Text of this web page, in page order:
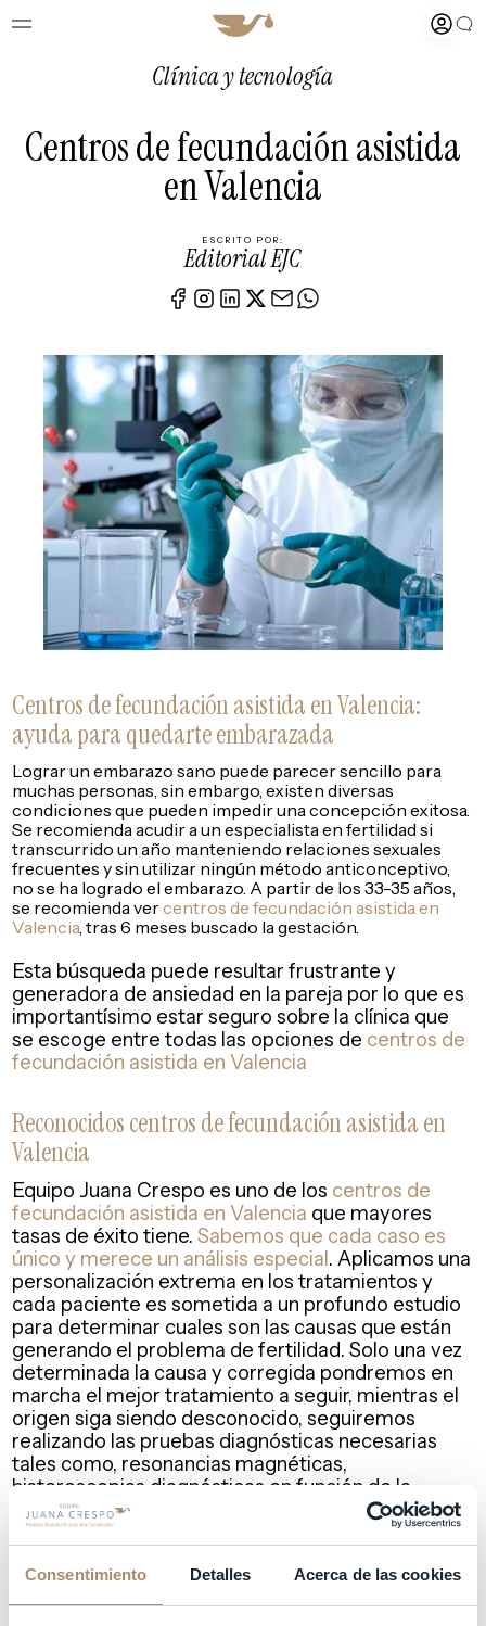
Consentimiento Detalles Acerca de las cookies
Clínica y tecnología
Centros de fecundación asistida
en Valencia
ESCRITO POR:
Editorial EJC
Centros de fecundación asistida en Valencia:
ayuda para quedarte embarazada
Lograr un embarazo sano puede parecer sencillo para
muchas personas, sin embargo, existen diversas
condiciones que pueden impedir una concepción exitosa.
Se recomienda acudir a un especialista en fertilidad si
transcurrido un año manteniendo relaciones sexuales
frecuentes y sin utilizar ningún método anticonceptivo,
no se ha logrado el embarazo. A partir de los 33-35 años,
se recomienda vercentros de fecundación asistida en
Valencia , tras 6 meses buscado la gestación.
Esta búsqueda puede resultar frustrante y
generadora de ansiedad en la pareja por lo que es
importantísimo estar seguro sobre la clínica que
se escoge entre todas las opciones de centros de
fecundación asistida en Valencia
Reconocidos centros de fecundación asistida en
Valencia
Equipo Juana Crespo es uno de los centros de
fecundación asistida en Valencia que mayores
tasas de éxito tiene.Sabemos que cada caso es
único y merece un análisis especial. Aplicamos una
personalización extrema en los tratamientos y
cada paciente es sometida a un profundo estudio
para determinar cuales son las causas que están
generando el problema de fertilidad. Solo una vez
determinada la causa y corregida pondremos en
marcha el mejor tratamiento a seguir, mientras el
origen siga siendo desconocido, seguiremos
realizando las pruebas diagnósticas necesarias
tales como, resonancias magnéticas,
histeroscopias diagnósticas en función de la
variabilidad del ciclo femenino, etc.
Muchas de nuestras pacientes llegan a nuestra
clínica con diagnósticos anteriores de EOD